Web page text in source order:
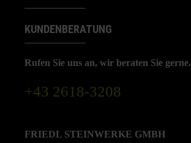
KUNDENBERATUNG
Rufen Sie uns an, wir beraten Sie gerne.
+43 2618-3208
FRIEDL STEINWERKE GMBH